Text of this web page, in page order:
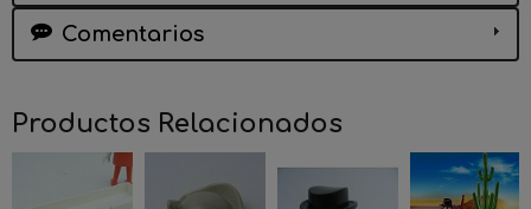
Comentarios
Productos Relacionados